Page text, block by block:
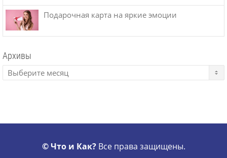
Подарочная карта на яркие эмоции
Архивы
© Что и Как?Все права защищены.